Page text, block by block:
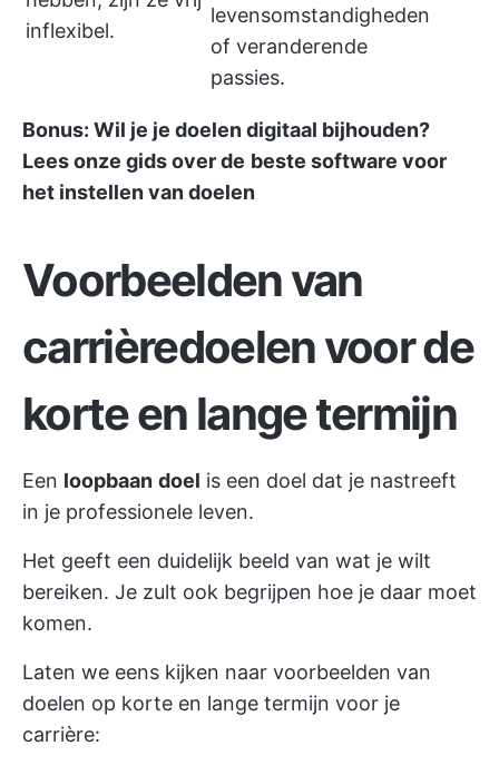
inflexibel.
levensomstandigheden
of veranderende
passies.
Bonus: Wil je je doelen digitaal bijhouden?
Lees onze gids over de beste software voor
het instellen van doelen
Voorbeelden van
carrièredoelen voor de
korte en lange termijn
Een loopbaan doel is een doel dat je nastreeft
in je professionele leven.
Het geeft een duidelijk beeld van wat je wilt
bereiken. Je zult ook begrijpen hoe je daar moet
komen.
Laten we eens kijken naar voorbeelden van
doelen op korte en lange termijn voor je
carrière: